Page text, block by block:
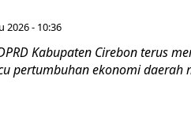
2026 - 10:36
Kabupaten Cirebon terus
pertumbuhan ekonomi daerah